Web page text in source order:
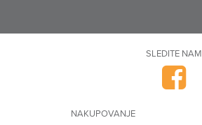
SLEDITE NAM
NAKUPOVANJE